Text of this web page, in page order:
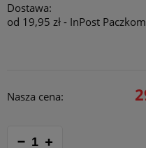
Dostawa:
od 19,95 zł - InPost
Cena nie zawiera
Nasza cena: